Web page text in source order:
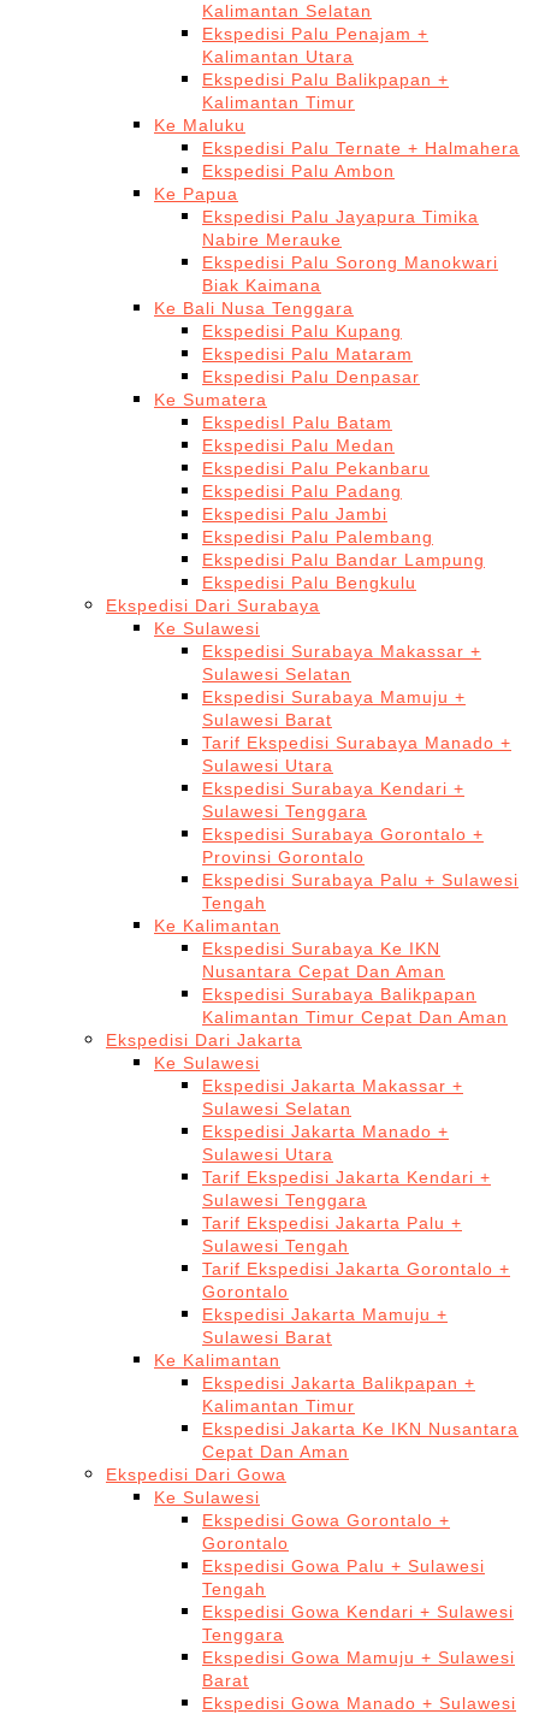
Kalimantan Selatan
Ekspedisi Palu Penajam +
Kalimantan Utara
Ekspedisi Palu Balikpapan +
Kalimantan Timur
Ke Maluku
Ekspedisi Palu Ternate + Halmahera
Ekspedisi Palu Ambon
Ke Papua
Ekspedisi Palu Jayapura Timika
Nabire Merauke
Ekspedisi Palu Sorong Manokwari
Biak Kaimana
Ke Bali Nusa Tenggara
Ekspedisi Palu Kupang
Ekspedisi Palu Mataram
Ekspedisi Palu Denpasar
Ke Sumatera
EkspedisI Palu Batam
Ekspedisi Palu Medan
Ekspedisi Palu Pekanbaru
Ekspedisi Palu Padang
Ekspedisi Palu Jambi
Ekspedisi Palu Palembang
Ekspedisi Palu Bandar Lampung
Ekspedisi Palu Bengkulu
Ekspedisi Dari Surabaya
Ke Sulawesi
Ekspedisi Surabaya Makassar +
Sulawesi Selatan
Ekspedisi Surabaya Mamuju +
Sulawesi Barat
Tarif Ekspedisi Surabaya Manado +
Sulawesi Utara
Ekspedisi Surabaya Kendari +
Sulawesi Tenggara
Ekspedisi Surabaya Gorontalo +
Provinsi Gorontalo
Ekspedisi Surabaya Palu + Sulawesi
Tengah
Ke Kalimantan
Ekspedisi Surabaya Ke IKN
Nusantara Cepat Dan Aman
Ekspedisi Surabaya Balikpapan
Kalimantan Timur Cepat Dan Aman
Ekspedisi Dari Jakarta
Ke Sulawesi
Ekspedisi Jakarta Makassar +
Sulawesi Selatan
Ekspedisi Jakarta Manado +
Sulawesi Utara
Tarif Ekspedisi Jakarta Kendari +
Sulawesi Tenggara
Tarif Ekspedisi Jakarta Palu +
Sulawesi Tengah
Tarif Ekspedisi Jakarta Gorontalo +
Gorontalo
Ekspedisi Jakarta Mamuju +
Sulawesi Barat
Ke Kalimantan
Ekspedisi Jakarta Balikpapan +
Kalimantan Timur
Ekspedisi Jakarta Ke IKN Nusantara
Cepat Dan Aman
Ekspedisi Dari Gowa
Ke Sulawesi
Ekspedisi Gowa Gorontalo +
Gorontalo
Ekspedisi Gowa Palu + Sulawesi
Tengah
Ekspedisi Gowa Kendari + Sulawesi
Tenggara
Ekspedisi Gowa Mamuju + Sulawesi
Barat
Ekspedisi Gowa Manado + Sulawesi